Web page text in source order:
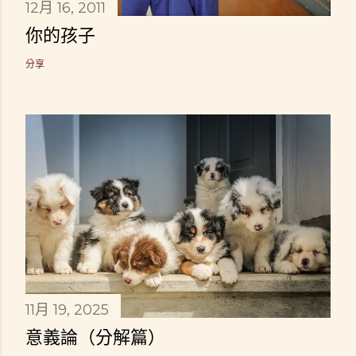
12月 16, 2011
你的孩子
分享
11月 19, 2025
意義論（分解篇）